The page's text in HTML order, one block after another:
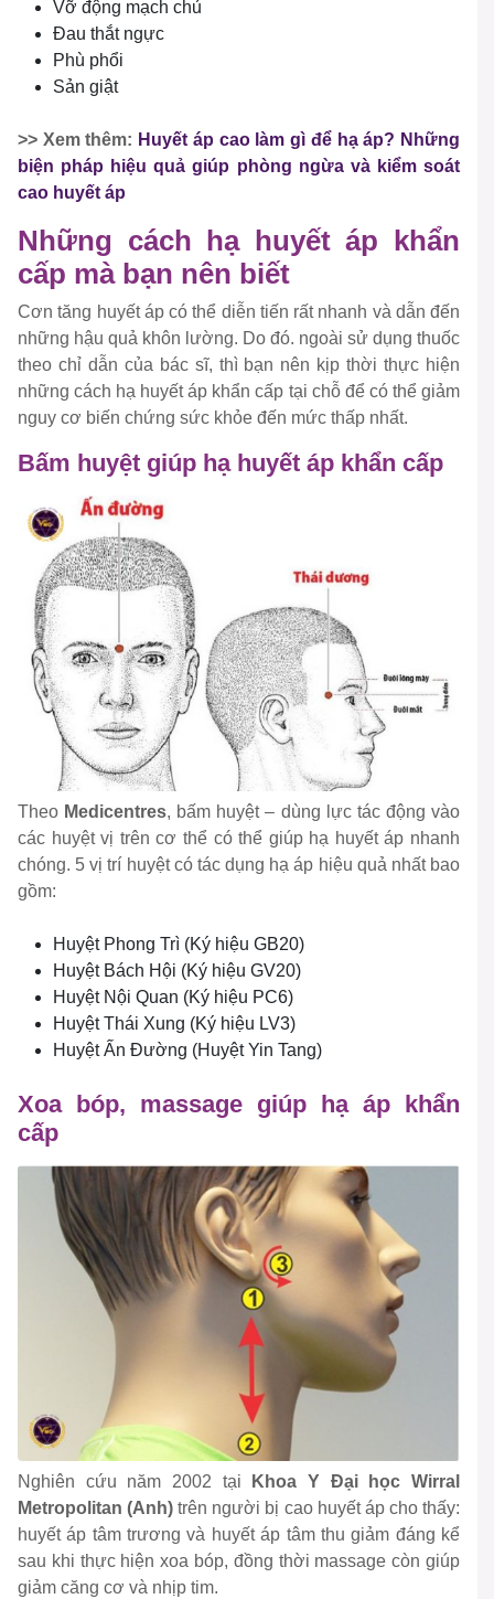
Vỡ động mạch chủ
Đau thắt ngực
Phù phổi
Sản giật
>> Xem thêm: Huyết áp cao làm gì để hạ áp? Những
biện pháp hiệu quả giúp phòng ngừa và kiểm soát
cao huyết áp
Những cách hạ huyết áp khẩn
cấp mà bạn nên biết
Cơn tăng huyết áp có thể diễn tiến rất nhanh và dẫn đến
những hậu quả khôn lường. Do đó. ngoài sử dụng thuốc
theo chỉ dẫn của bác sĩ, thì bạn nên kịp thời thực hiện
những cách hạ huyết áp khẩn cấp tại chỗ để có thể giảm
nguy cơ biến chứng sức khỏe đến mức thấp nhất.
Bấm huyệt giúp hạ huyết áp khẩn cấp
Theo Medicentres, bấm huyệt – dùng lực tác động vào
các huyệt vị trên cơ thể có thể giúp hạ huyết áp nhanh
chóng. 5 vị trí huyệt có tác dụng hạ áp hiệu quả nhất bao
gồm:
Huyệt Phong Trì (Ký hiệu GB20)
Huyệt Bách Hội (Ký hiệu GV20)
Huyệt Nội Quan (Ký hiệu PC6)
Huyệt Thái Xung (Ký hiệu LV3)
Huyệt Ấn Đường (Huyệt Yin Tang)
Xoa bóp, massage giúp hạ áp khẩn
cấp
Nghiên cứu năm 2002 tại
Khoa Y Đại học Wirral
Metropolitan (Anh) trên người bị cao huyết áp cho thấy:
huyết áp tâm trương và huyết áp tâm thu giảm đáng kể
sau khi thực hiện xoa bóp, đồng thời massage còn giúp
giảm căng cơ và nhịp tim.